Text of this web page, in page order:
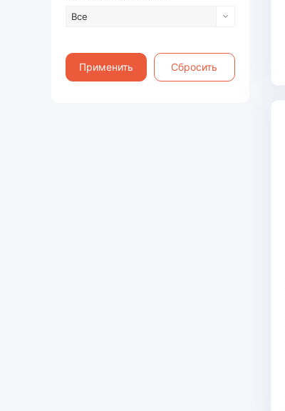
Все
Применить Сбросить